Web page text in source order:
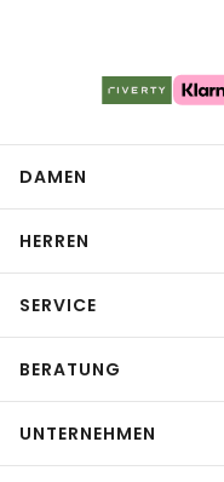
DAMEN
HERREN
SERVICE
BERATUNG
UNTERNEHMEN